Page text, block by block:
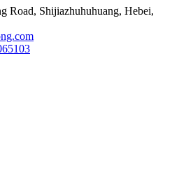
Road, Shijiazhuhuhuang, Hebei,